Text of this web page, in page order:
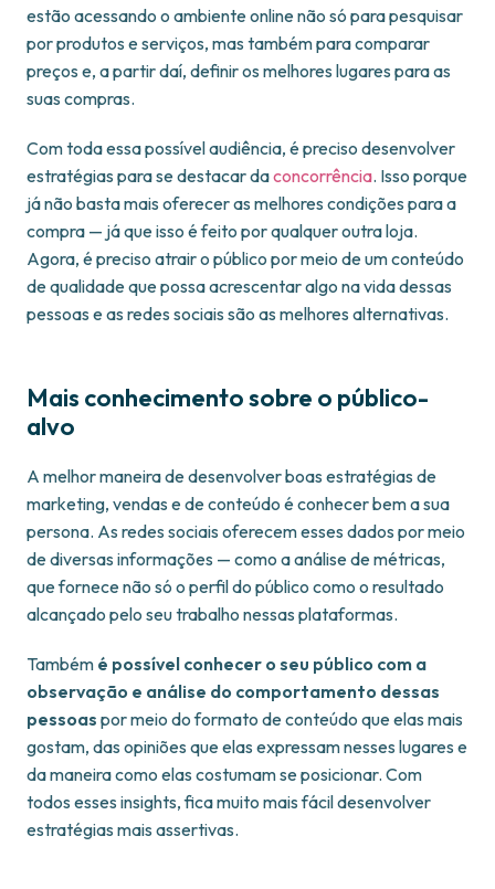
estão acessando o ambiente online não só para pesquisar
por produtos e serviços, mas também para comparar
preços e, a partir daí, definir os melhores lugares para as
suas compras.
Com toda essa possível audiência, é preciso desenvolver
estratégias para se destacar daconcorrência. Isso porque
já não basta mais oferecer as melhores condições para a
compra — já que isso é feito por qualquer outra loja.
Agora, é preciso atrair o público por meio de um conteúdo
de qualidade que possa acrescentar algo na vida dessas
pessoas e as redes sociais são as melhores alternativas.
Mais conhecimento sobre o público-
alvo
A melhor maneira de desenvolver boas estratégias de
marketing, vendas e de conteúdo é conhecer bem a sua
persona. As redes sociais oferecem esses dados por meio
de diversas informações — como a análise de métricas,
que fornece não só o perfil do público como o resultado
alcançado pelo seu trabalho nessas plataformas.
Também é possível conhecer o seu público com a
observação e análise do comportamento dessas
pessoas por meio do formato de conteúdo que elas mais
gostam, das opiniões que elas expressam nesses lugares e
da maneira como elas costumam se posicionar. Com
todos esses insights, fica muito mais fácil desenvolver
estratégias mais assertivas.